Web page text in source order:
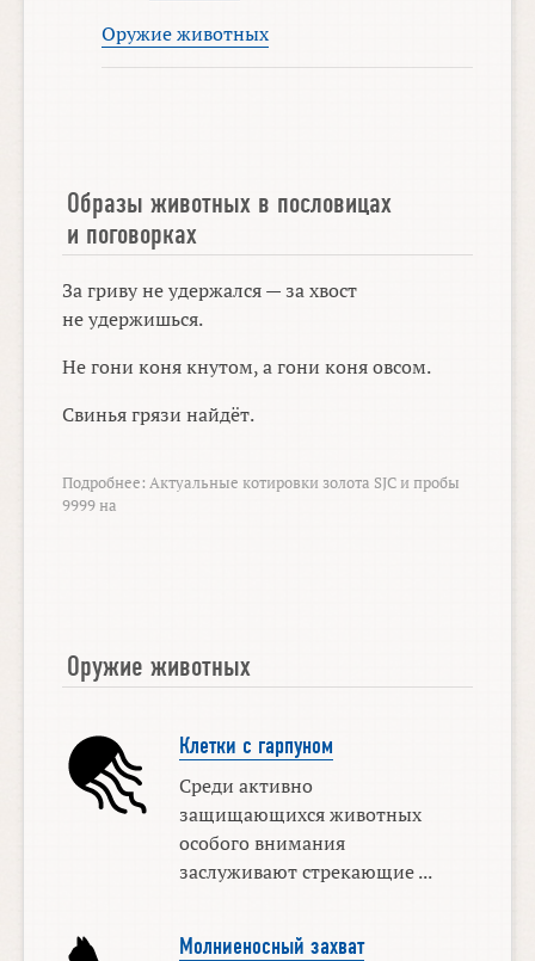
Оружие животных
Образы животных в пословицах
и поговорках
За гриву не удержался — за хвост
не удержишься.
Не гони коня кнутом, а гони коня овсом.
Свинья грязи найдёт.
Подробнее:Актуальные котировки золота SJC и пробы
9999 на
Оружие животных
Клетки с гарпуном
Среди активно
защищающихся животных
особого внимания
заслуживают стрекающие ...
Молниеносный захват